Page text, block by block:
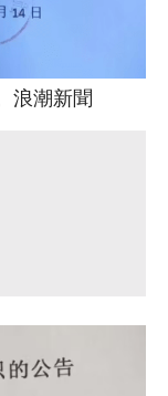
浪潮新聞